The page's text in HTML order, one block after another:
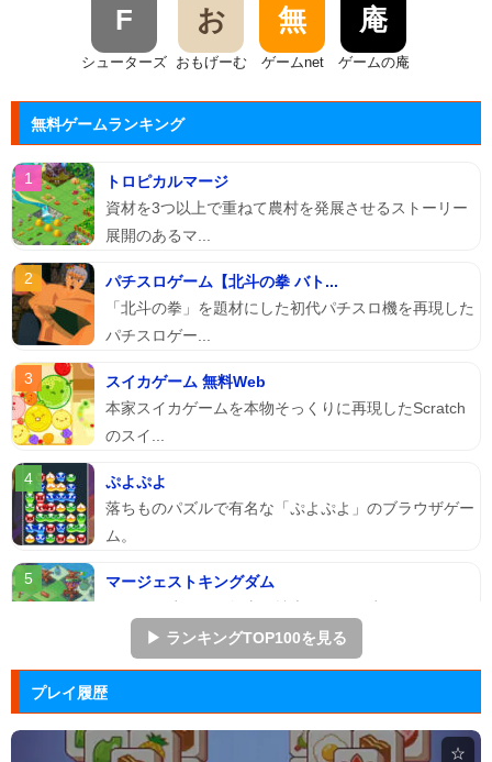
F
シューターズ
お
おもげーむ
無
ゲームnet
庵
ゲームの庵
無料ゲームランキング
トロピカルマージ
資材を3つ以上で重ねて農村を発展させるストーリー
展開のあるマ...
パチスロゲーム【北斗の拳 バト...
「北斗の拳」を題材にした初代パチスロ機を再現した
パチスロゲー...
スイカゲーム 無料Web
本家スイカゲームを本物そっくりに再現したScratch
のスイ...
ぷよぷよ
落ちものパズルで有名な「ぷよぷよ」のブラウザゲー
ム。
マージェストキングダム
ションゲーム...
ズーキーパー2
ム。
▶ ランキングTOP100を見る
プレイ履歴
☆